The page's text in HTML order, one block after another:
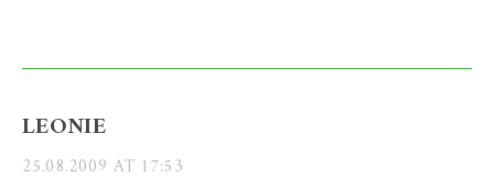
LEONIE
25.08.2009 AT 17:53